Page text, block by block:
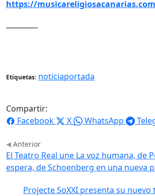
https://musicareligiosacanarias.com
Etiquetas: noticiaportada
Compartir:
Facebook
X WhatsApp
Anterior
El Teatro Real une La voz humana, de
espera, de Schoenberg en una nueva
Projecte SoXXI presenta su